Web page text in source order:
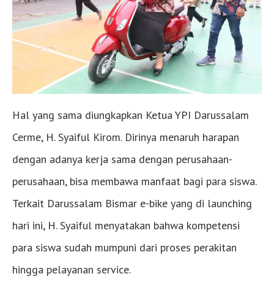
Hal yang sama diungkapkan Ketua YPI Darussalam
Cerme, H. Syaiful Kirom. Dirinya menaruh harapan
dengan adanya kerja sama dengan perusahaan-
perusahaan, bisa membawa manfaat bagi para siswa.
Terkait Darussalam Bismar e-bike yang di launching
hari ini, H. Syaiful menyatakan bahwa kompetensi
para siswa sudah mumpuni dari proses perakitan
hingga pelayanan service.